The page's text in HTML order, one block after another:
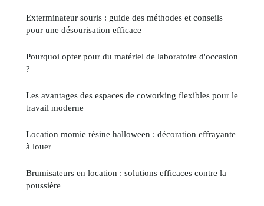
Exterminateur souris : guide des méthodes et conseils
pour une désourisation efficace
Pourquoi opter pour du matériel de laboratoire d'occasion
?
Les avantages des espaces de coworking flexibles pour le
travail moderne
Location momie résine halloween : décoration effrayante
à louer
Brumisateurs en location : solutions efficaces contre la
poussière